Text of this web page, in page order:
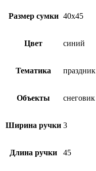
Размер сумки 40х45
Цвет синий
Тематика праздник
Объекты снеговик
Ширина ручки 3
Длина ручки 45